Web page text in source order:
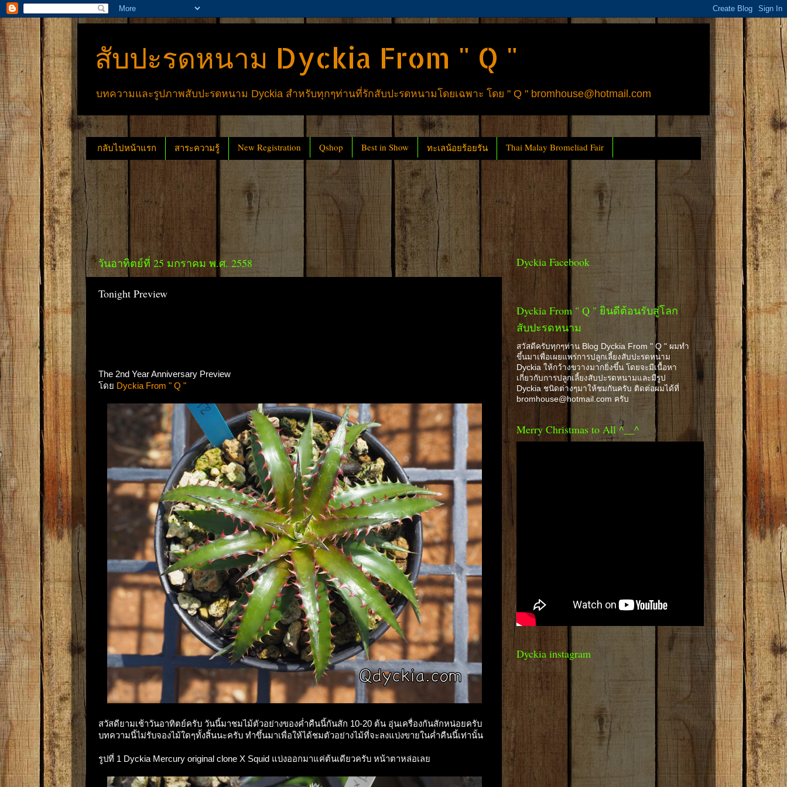
สับปะรดหนาม Dyckia From " Q "
บทความและรูปภาพสับปะรดหนาม Dyckia สำหรับทุกๆท่านที่รักสับปะรดหนามโดยเฉพาะ โดย " Q " bromhouse@hotmail.com
กลับไปหน้าแรก สาระความรู้ New Registration Qshop Best in Show ทะเลน้อยร้อยรัน Thai Malay Bromeliad Fair
วันอาทิตย์ที่ 25 มกราคม พ.ศ. 2558
Tonight Preview
The 2nd Year Anniversary Preview
โดย Dyckia From " Q "
สวัสดียามเช้าวันอาทิตย์ครับ วันนี้มาชมไม้ตัวอย่างของค่ำคืนนี้กันสัก 10-20 ต้น อุ่นเครื่องกันสักหน่อยครับ
บทความนี้ไม่รับจองไม้ใดๆทั้งสิ้นนะครับ ทำขึ้นมาเพื่อให้ได้ชมตัวอย่างไม้ที่จะลงแบ่งขายในค่ำคืนนี้เท่านั้น
รูปที่ 1 Dyckia Mercury original clone X Squid แบ่งออกมาแค่ต้นเดียวครับ หน้าตาหล่อเลย
Dyckia Facebook
Dyckia From " Q " ยินดีต้อนรับสู่โลก
สับปะรดหนาม
สวัสดีครับทุกๆท่าน Blog Dyckia From " Q " ผมทำ
ขึ้นมาเพื่อเผยแพร่การปลูกเลี้ยงสับปะรดหนาม
Dyckia ให้กว้างขวางมากยิ่งขึ้น โดยจะมีเนื้อหา
เกี่ยวกับการปลูกเลี้ยงสับปะรดหนามและมีรูป
Dyckia ชนิดต่างๆมาให้ชมกันครับ ติดต่อผมได้ที่
bromhouse@hotmail.com ครับ
Merry Christmas to All ^__^
Dyckia instagram